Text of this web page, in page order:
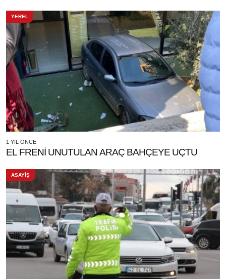
YEREL
1 YIL ÖNCE
EL FRENİ UNUTULAN ARAÇ BAHÇEYE UÇTU
ASAYİŞ